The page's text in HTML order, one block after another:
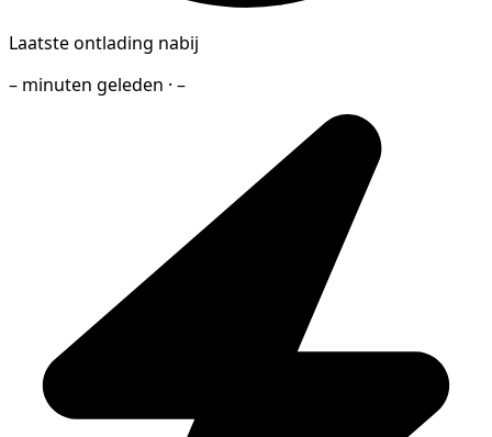
Laatste ontlading nabij
– minuten geleden · –